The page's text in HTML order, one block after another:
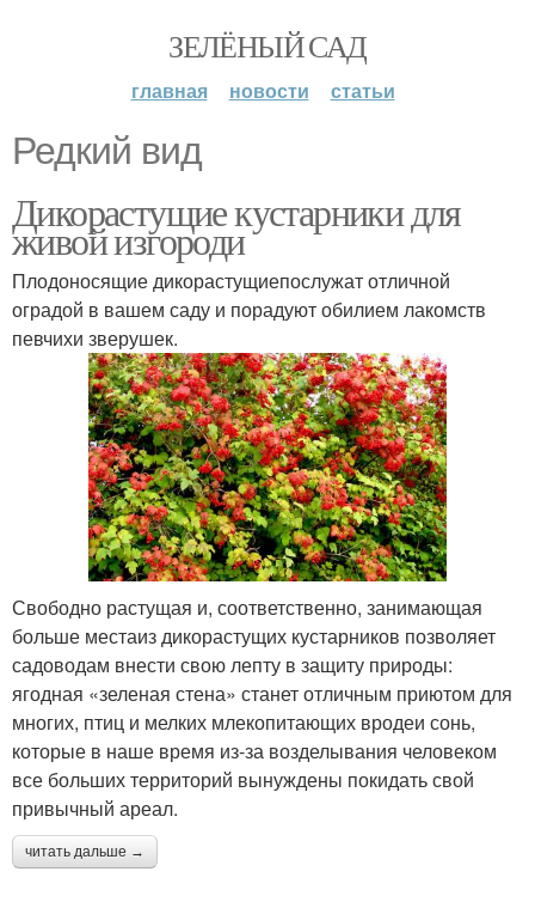
ЗЕЛЁНЫЙ САД
главная новости статьи
Редкий вид
Дикорастущие кустарники для
живой изгороди
Плодоносящие дикорастущиепослужат отличной
оградой в вашем саду и порадуют обилием лакомств
певчихи зверушек.
Свободно растущая и, соответственно, занимающая
больше местаиз дикорастущих кустарников позволяет
садоводам внести свою лепту в защиту природы:
ягодная «зеленая стена» станет отличным приютом для
многих, птиц и мелких млекопитающих вродеи сонь,
которые в наше время из-за возделывания человеком
все больших территорий вынуждены покидать свой
привычный ареал.
читать дальше →